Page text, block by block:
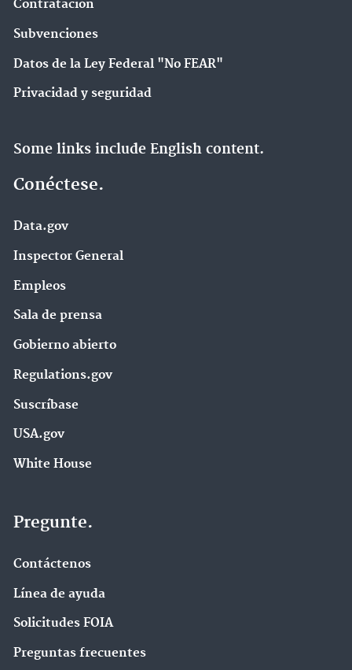
Contratación
Subvenciones
Datos de la Ley Federal "No FEAR"
Privacidad y seguridad
Some links include English content.
Conéctese.
Data.gov
Inspector General
Empleos
Sala de prensa
Gobierno abierto
Regulations.gov
Suscríbase
USA.gov
White House
Pregunte.
Contáctenos
Línea de ayuda
Solicitudes FOIA
Preguntas frecuentes